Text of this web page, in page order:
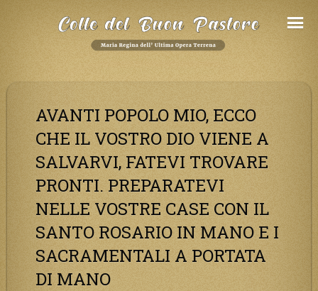
AVANTI POPOLO MIO, ECCO
CHE IL VOSTRO DIO VIENE A
SALVARVI, FATEVI TROVARE
PRONTI. PREPARATEVI
NELLE VOSTRE CASE CON IL
SANTO ROSARIO IN MANO E I
SACRAMENTALI A PORTATA
DI MANO